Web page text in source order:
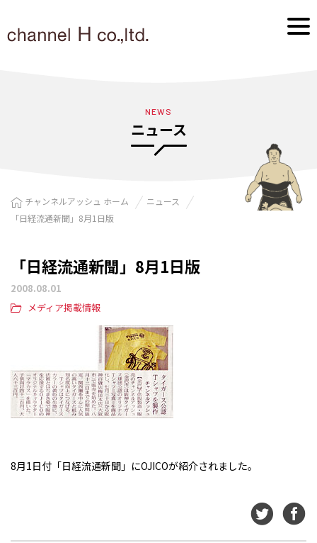
NEWS
ニュース
チャンネルアッシュ ホーム
ニュース
「日経流通新聞」8月1日版
「日経流通新聞」8月1日版
2008.08.01
メディア掲載情報
8月1日付「日経流通新聞」にOJICOが紹介されました。